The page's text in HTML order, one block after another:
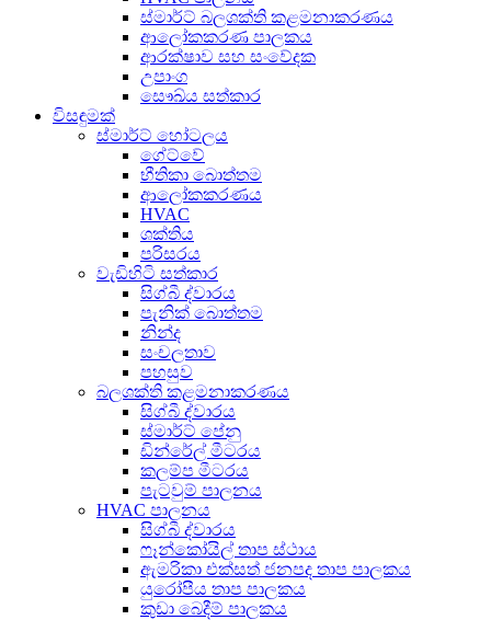
ස්මාර්ට් බලශක්ති කළමනාකරණය
ආලෝකකරණ පාලකය
ආරක්ෂාව සහ සංවේදක
උපාංග
සෞඛ්ය සත්කාර
විසඳුමක්
ස්මාර්ට් හෝටලය
ගේට්වේ
භීතිකා බොත්තම
ආලෝකකරණය
HVAC
ශක්තිය
පරිසරය
වැඩිහිටි සත්කාර
සිග්බී ද්වාරය
පැනික් බොත්තම
නින්ද
සංචලතාව
පහසුව
බලශක්ති කළමනාකරණය
සිග්බී ද්වාරය
ස්මාර්ට් පේනු
ඩින්රේල් මීටරය
කලම්ප මීටරය
පැටවුම් පාලනය
HVAC පාලනය
සිග්බී ද්වාරය
ෆෑන්කෝයිල් තාප ස්ථාය
ඇමරිකා එක්සත් ජනපද තාප පාලකය
යුරෝපීය තාප පාලකය
කුඩා බෙදීම් පාලකය